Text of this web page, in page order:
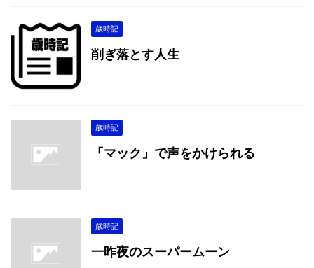
歳時記
削ぎ落とす人生
歳時記
「マック」で声をかけられる
歳時記
一昨夜のスーパームーン